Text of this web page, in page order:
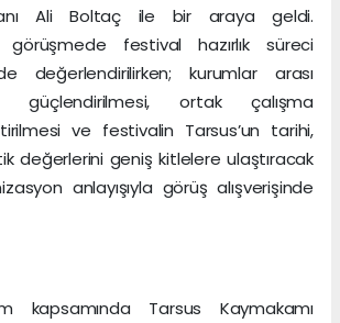
Ali Boltaç ile bir araya geldi.
görüşmede festival hazırlık süreci
değerlendirilirken; kurumlar arası
güçlendirilmesi, ortak çalışma
ve festivalin Tarsus’un tarihi,
değerlerini geniş kitlelere ulaştıracak
anlayışıyla görüş alışverişinde
kapsamında Tarsus Kaymakamı